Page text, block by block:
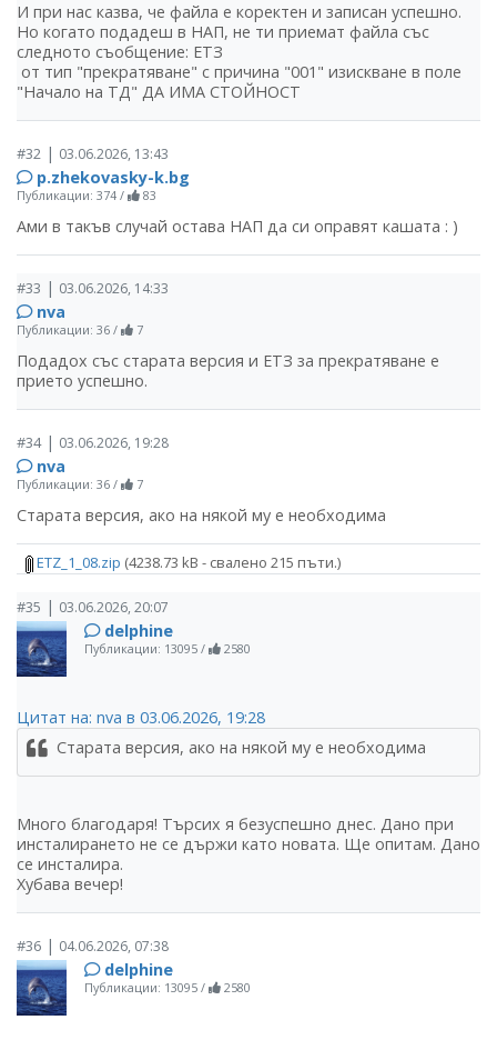
И при нас казва, че файла е коректен и записан успешно.
Но когато подадеш в НАП, не ти приемат файла със
следното съобщение: ЕТЗ
от тип "прекратяване" с причина "001" изискване в поле
"Начало на ТД" ДА ИМА СТОЙНОСТ
#32 | 03.06.2026, 13:43
p.zhekovasky-k.bg
Публикации: 374 / 83
Ами в такъв случай остава НАП да си оправят кашата : )
#33 | 03.06.2026, 14:33
nva
Публикации: 36 / 7
Подадох със старата версия и ЕТЗ за прекратяване е
прието успешно.
#34| 03.06.2026, 19:28
nva
Публикации: 36 / 7
Старата версия, ако на някой му е необходима
ETZ_1_08.zip (4238.73 kB - свалено 215 пъти.)
#35 | 03.06.2026, 20:07
delphine
Публикации: 13095 / 2580
Цитат на: nva в 03.06.2026, 19:28
Старата версия, ако на някой му е необходима
Много благодаря! Търсих я безуспешно днес. Дано при
инсталирането не се държи като новата. Ще опитам. Дано
се инсталира.
Хубава вечер!
#36 | 04.06.2026, 07:38
delphine
Публикации: 13095 / 2580